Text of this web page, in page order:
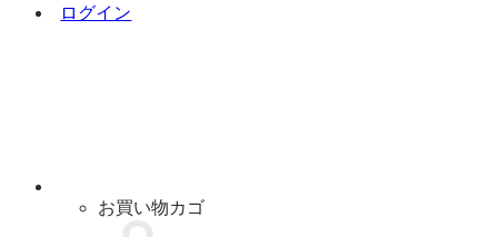
ログイン
お買い物カゴ